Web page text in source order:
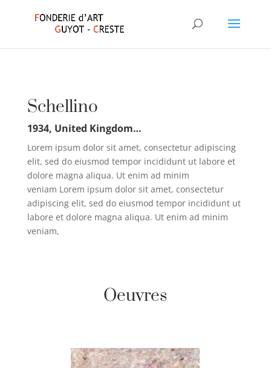
Schellino
1934, United Kingdom…
Lorem ipsum dolor sit amet, consectetur adipiscing
elit, sed do eiusmod tempor incididunt ut labore et
dolore magna aliqua. Ut enim ad minim
veniam Lorem ipsum dolor sit amet, consectetur
adipiscing elit, sed do eiusmod tempor incididunt ut
labore et dolore magna aliqua. Ut enim ad minim
veniam,
Oeuvres